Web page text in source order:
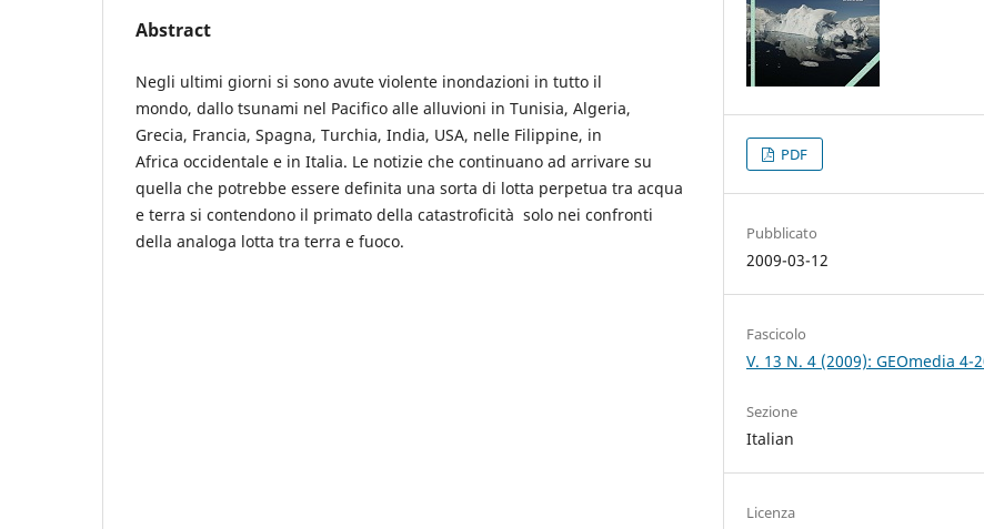
Abstract
Negli ultimi giorni si sono avute violente inondazioni in tutto il
mondo, dallo tsunami nel Pacifico alle alluvioni in Tunisia, Algeria,
Grecia, Francia, Spagna, Turchia, India, USA, nelle Filippine, in
Africa occidentale e in Italia. Le notizie che continuano ad arrivare su
quella che potrebbe essere definita una sorta di lotta perpetua tra acqua
e terra si contendono il primato della catastroficità solo nei confronti
della analoga lotta tra terra e fuoco.
PDF
Pubblicato
2009-03-12
Fascicolo
V. 13 N. 4 (2009): GEOmedia 4-
Sezione
Italian
Licenza